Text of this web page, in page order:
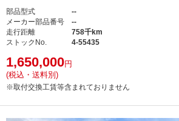
部品型式
--
メーカー部品番号
--
走行距離
758千km
ストックNo.
4-55435
1,650,000円
(税込・送料別)
※取付交換工賃等含まれておりません